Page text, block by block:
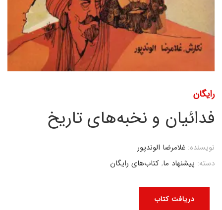
رایگان
فدائیان و نخبه‌های تاریخ
دریافت کتاب
نویسنده: غلامرضا الوندپور
دسته: پیشنهاد ما, کتاب‌های رایگان